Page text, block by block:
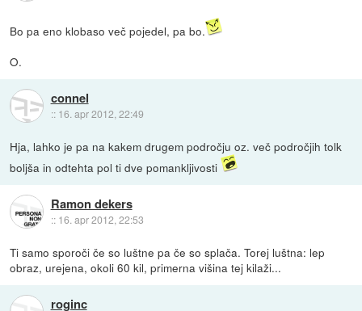
Bo pa eno klobaso več pojedel, pa bo.
O.
connel
:: 16. apr 2012, 22:49
Hja, lahko je pa na kakem drugem področju oz. več področjih tolk
boljša in odtehta pol ti dve pomankljivosti
Ramon dekers
:: 16. apr 2012, 22:53
Ti samo sporoči če so luštne pa če so splača. Torej luštna: lep
obraz, urejena, okoli 60 kil, primerna višina tej kilaži...
roginc